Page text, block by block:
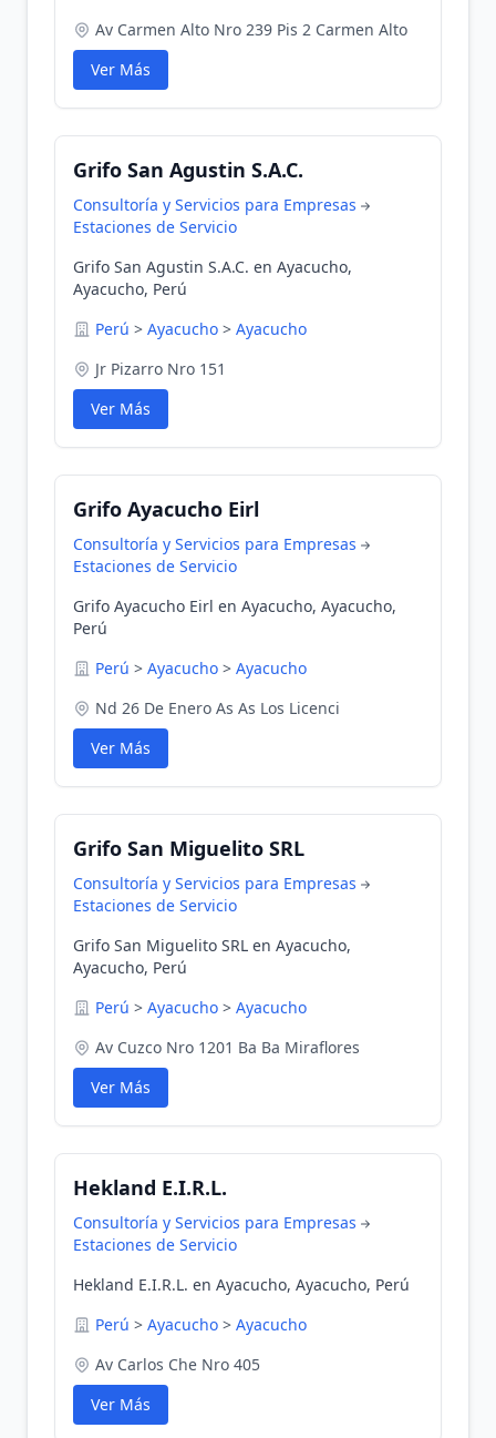
Av Carmen Alto Nro 239 Pis 2 Carmen Alto
Ver Más
Grifo San Agustin S.A.C.
Consultoría y Servicios para Empresas
Estaciones de Servicio
Grifo San Agustin S.A.C. en Ayacucho,
Ayacucho, Perú
Perú > Ayacucho > Ayacucho
Jr Pizarro Nro 151
Ver Más
Grifo Ayacucho Eirl
Consultoría y Servicios para Empresas
Estaciones de Servicio
Grifo Ayacucho Eirl en Ayacucho, Ayacucho,
Perú
Perú > Ayacucho > Ayacucho
Nd 26 De Enero As As Los Licenci
Ver Más
Grifo San Miguelito SRL
Consultoría y Servicios para Empresas
Estaciones de Servicio
Grifo San Miguelito SRL en Ayacucho,
Ayacucho, Perú
Perú > Ayacucho > Ayacucho
Av Cuzco Nro 1201 Ba Ba Miraflores
Ver Más
Hekland E.I.R.L.
Consultoría y Servicios para Empresas
Estaciones de Servicio
Hekland E.I.R.L. en Ayacucho, Ayacucho, Perú
Perú > Ayacucho > Ayacucho
Av Carlos Che Nro 405
Ver Más